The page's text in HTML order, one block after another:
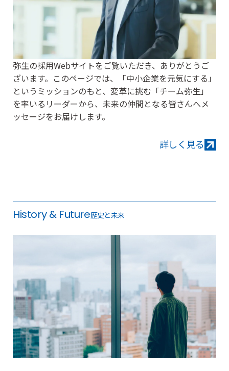
弥生の採用Webサイトをご覧いただき、ありがとうご
ざいます。このページでは、「中小企業を元気にする」
というミッションのもと、変革に挑む「チーム弥生」
を率いるリーダーから、未来の仲間となる皆さんへメ
ッセージをお届けします。
詳しく見る
し
History & Future歴史と未来